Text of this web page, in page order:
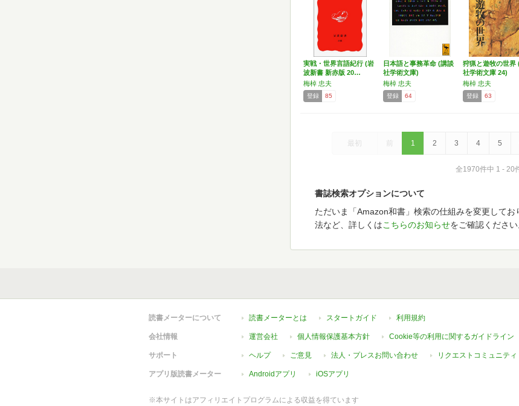
実戦・世界言語紀行 (岩
波新書 新赤版 20…
梅棹 忠夫
登録 85
日本語と事務革命 (講談
社学術文庫)
梅棹 忠夫
登録 64
狩猟と遊牧の世界
社学術文庫 24)
梅棹 忠夫
登録 63
最初 前 1 2 3 4 5
全1970件中 1 - 20
書誌検索オプションについて
ただいま「Amazon和書」検索の仕組みを変更して
法など、詳しくはこちらのお知らせをご確認ください
読書メーターについて 読書メーターとは スタートガイド 利用規約
会社情報 運営会社 個人情報保護基本方針 Cookie等の利用に関するガイドライン
サポート ヘルプ ご意見 法人・プレスお問い合わせ リクエストコミュニティ
アプリ版読書メーター Androidアプリ iOSアプリ
※本サイトはアフィリエイトプログラムによる収益を得ています